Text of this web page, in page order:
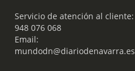
Servicio de atención al cliente:
948 076 068
Email:
mundodn@diariodenavarra.es